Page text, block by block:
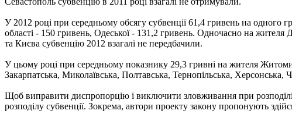
У 2012 році при середньому обсягу субвенції 61,4 гривень на одного
області - 150 гривень, Одеської - 131,2 гривень. Одночасно на
та Києва субвенцію 2012 взагалі не передбачили.
У цьому році при середньому показнику 29,3 гривні на жителя
Закарпатська, Миколаївська, Полтавська, Тернопільська, Херсонська,
Щоб виправити диспропорцію і виключити зловживання при
розподілу субвенції. Зокрема, автори проекту закону пропонують